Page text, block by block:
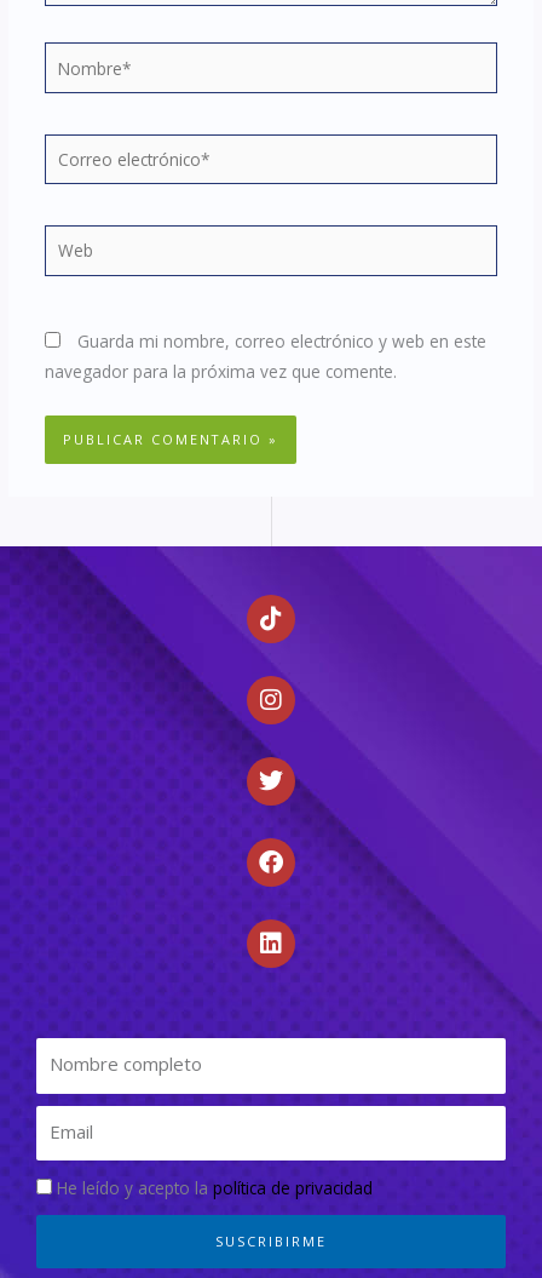
Nombre*
electrónico*
Web
Guarda mi nombre, correo electrónico y web en este
navegador para la próxima vez que comente.
He leído y acepto la política de privacidad
SUSCRIBIRME